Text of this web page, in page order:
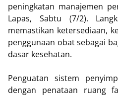
peningkatan manajemen
Lapas, Sabtu (7/2).
memastikan ketersediaan,
penggunaan obat sebagai
dasar kesehatan.
Penguatan sistem
dengan penataan ruang